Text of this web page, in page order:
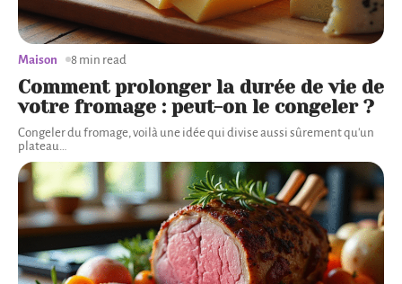
Comment prolonger la durée de vie de
votre fromage : peut-on le congeler ?
Congeler du fromage, voilà une idée qui divise aussi sûrement qu'un
plateau
Maison 8 min read